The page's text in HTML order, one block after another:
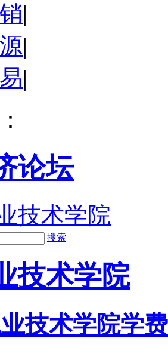
|
|
|
论坛
技术学院
搜索
技术学院
技术学院学